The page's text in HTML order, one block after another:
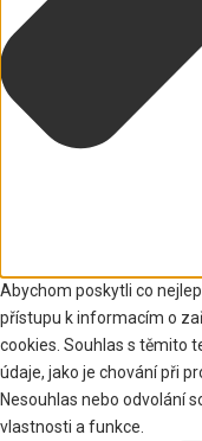
Abychom poskytli co
přístupu k informacím o
cookies. Souhlas s těmito
údaje, jako je chování při
Nesouhlas nebo odvolání
vlastnosti a funkce.